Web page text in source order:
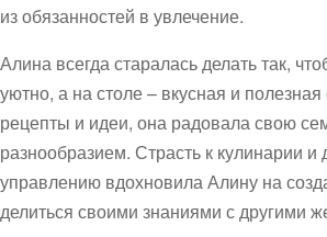
из обязанностей в увлечение.
Алина всегда старалась делать так,
уютно, а на столе – вкусная и
рецепты и идеи, она радовала свою
разнообразием. Страсть к кулинарии
управлению вдохновила Алину на
делиться своими знаниями с другими